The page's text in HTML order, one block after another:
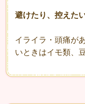
避けたり、控えた
味の
イライラ・頭痛が
いときはイモ類、